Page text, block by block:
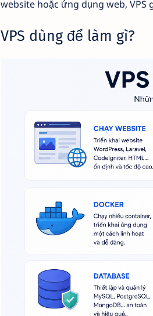
website hoặc ứng dụng web,
VPS dùng để làm gì?